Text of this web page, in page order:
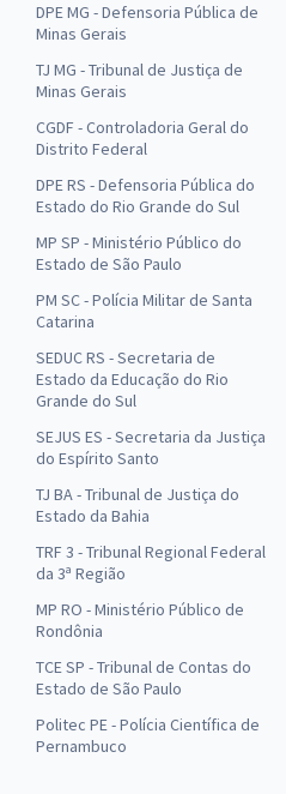
DPE MG - Defensoria Pública de
Minas Gerais
TJ MG - Tribunal de Justiça de
Minas Gerais
CGDF - Controladoria Geral do
Distrito Federal
DPE RS - Defensoria Pública do
Estado do Rio Grande do Sul
MP SP - Ministério Público do
Estado de São Paulo
PM SC - Polícia Militar de Santa
Catarina
SEDUC RS - Secretaria de
Estado da Educação do Rio
Grande do Sul
SEJUS ES - Secretaria da Justiça
do Espírito Santo
TJ BA - Tribunal de Justiça do
Estado da Bahia
TRF 3 - Tribunal Regional Federal
da 3ª Região
MP RO - Ministério Público de
Rondônia
TCE SP - Tribunal de Contas do
Estado de São Paulo
Politec PE - Polícia Científica de
Pernambuco